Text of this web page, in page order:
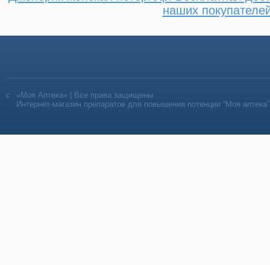
наших
«Моя Аптека» | Все права защищены
Интернет-магазин препаратов для повышения потенции “Моя